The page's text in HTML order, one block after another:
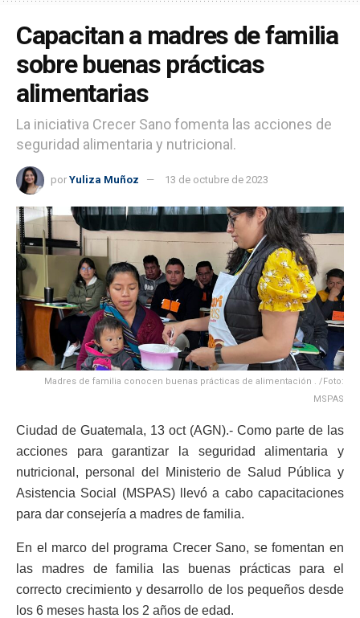
Capacitan a madres de familia
sobre buenas prácticas
alimentarias
La iniciativa Crecer Sano fomenta las acciones de
seguridad alimentaria y nutricional.
por Yuliza Muñoz 13 de octubre de 2023
Madres de familia conocen buenas prácticas de alimentación . /Foto:
MSPAS
Ciudad de Guatemala, 13 oct (AGN).- Como parte de las
acciones para garantizar la seguridad alimentaria y
nutricional, personal del Ministerio de Salud Pública y
Asistencia Social (MSPAS) llevó a cabo capacitaciones
para dar consejería a madres de familia.
En el marco del programa Crecer Sano, se fomentan en
las madres de familia las buenas prácticas para el
correcto crecimiento y desarrollo de los pequeños desde
los 6 meses hasta los 2 años de edad.